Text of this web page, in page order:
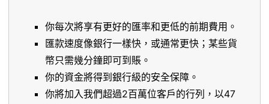
你每次將享有更好的匯率和更低的前期費用。
匯款速度像銀行一樣快，或通常更快；某些貨
幣只需幾分鐘即可到賬。
你的資金將得到銀行級的安全保障。
你將加入我們超過2百萬位客戶的行列，以47